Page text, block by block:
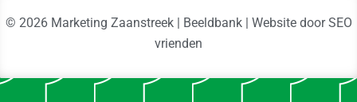
© 2026 Marketing Zaanstreek | Beeldbank | Website doorSEO
vrienden